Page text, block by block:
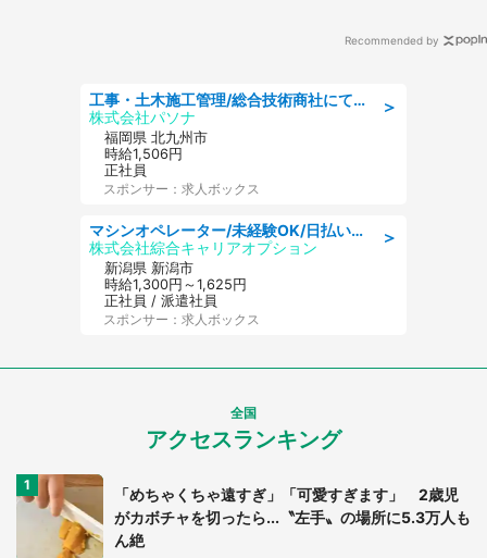
Recommended by
＞
工事・土木施工管理/総合技術商社にて施工管理のお仕事/即日勤務可/車通勤可/工事・土木施工管理/生産・品質管理
株式会社パソナ
福岡県 北九州市
時給1,506円
正社員
スポンサー：求人ボックス
＞
マシンオペレーター/未経験OK/日払いOK/寮費無料/交替制/20・30・40代活躍中
株式会社綜合キャリアオプション
新潟県 新潟市
時給1,300円～1,625円
正社員 / 派遣社員
スポンサー：求人ボックス
全国
アクセスランキング
「めちゃくちゃ遠すぎ」「可愛すぎます」 2歳児
がカボチャを切ったら...〝左手〟の場所に5.3万人も
ん絶